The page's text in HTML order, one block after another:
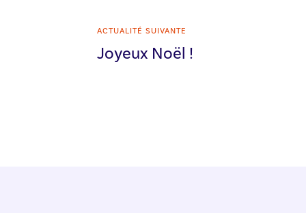
ACTUALITÉ SUIVANTE
Joyeux Noël !